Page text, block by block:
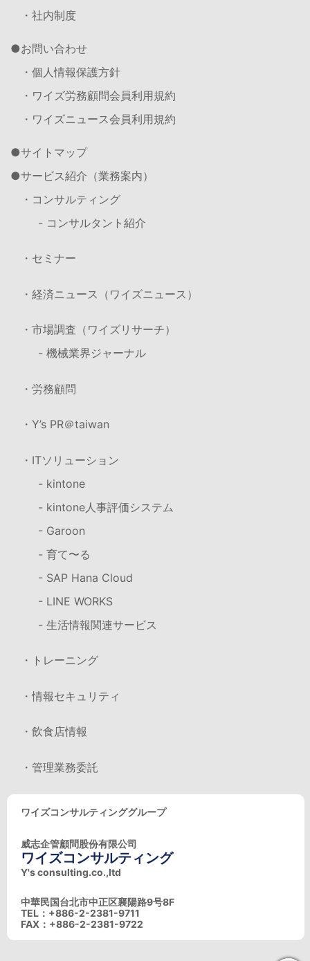
・社内制度
お問い合わせ
・個人情報保護方針
・ワイズ労務顧問会員利用規約
・ワイズニュース会員利用規約
サイトマップ
サービス紹介（業務案内）
・コンサルティング
- コンサルタント紹介
・セミナー
・経済ニュース（ワイズニュース）
・市場調査（ワイズリサーチ）
- 機械業界ジャーナル
・労務顧問
・Y’s PR＠taiwan
・ITソリューション
- kintone
- kintone人事評価システム
- Garoon
- 育て〜る
- SAP Hana Cloud
- LINE WORKS
- 生活情報関連サービス
・トレーニング
・情報セキュリティ
・飲食店情報
・管理業務委託
ワイズコンサルティンググループ
威志企管顧問股份有限公司
ワイズコンサルティング
Y's consulting.co.,ltd
中華民国台北市中正区襄陽路9号8F
TEL：+886-2-2381-9711
FAX：+886-2-2381-9722